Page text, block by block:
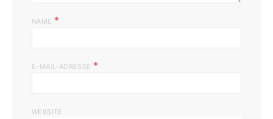
NAME *
E-MAIL-ADRESSE *
WEBSITE